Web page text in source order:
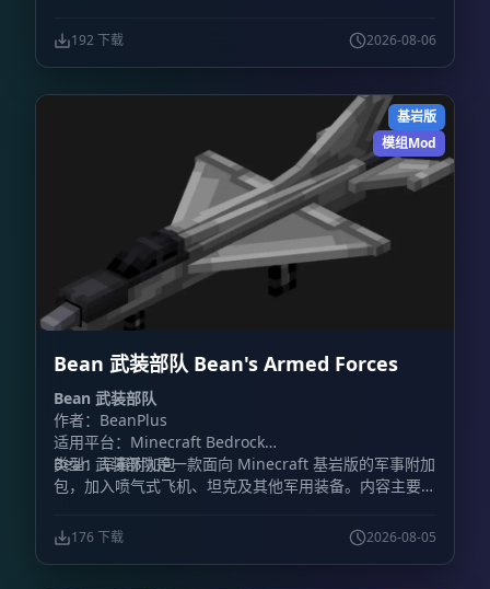
192 下载 2026-08-06
基岩版
模组Mod
Bean 武装部队 Bean's Armed Forces
Bean 武装部队
作者：BeanPlus
适用平台：Minecraft Bedrock
类型：军事附加包
Bean 武装部队是一款面向 Minecraft 基岩版的军事附加
包，加入喷气式飞机、坦克及其他军用装备。内容主要围
炮、防毒面具、枪械等地面装备。
176 下载 2026-08-05